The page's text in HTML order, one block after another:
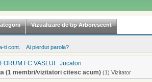
Vizualizare de tip Arborescent
ti cont Ai pierdut parola?
FORUM FC VASLUI
Jucatori
(1 membri/vizitatori citesc acum) (1) Vizitator